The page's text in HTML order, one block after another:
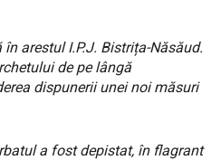
arestul I.P.J. Bistrița-Năsăud.
de pe lângă
dispunerii unei noi măsuri
a fost depistat, în flagrant